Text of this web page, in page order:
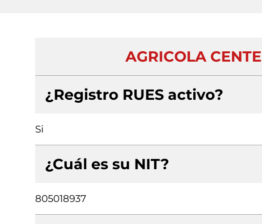
AGRICOLA
¿Registro RUES activo?
Si
¿Cuál es su NIT?
805018937